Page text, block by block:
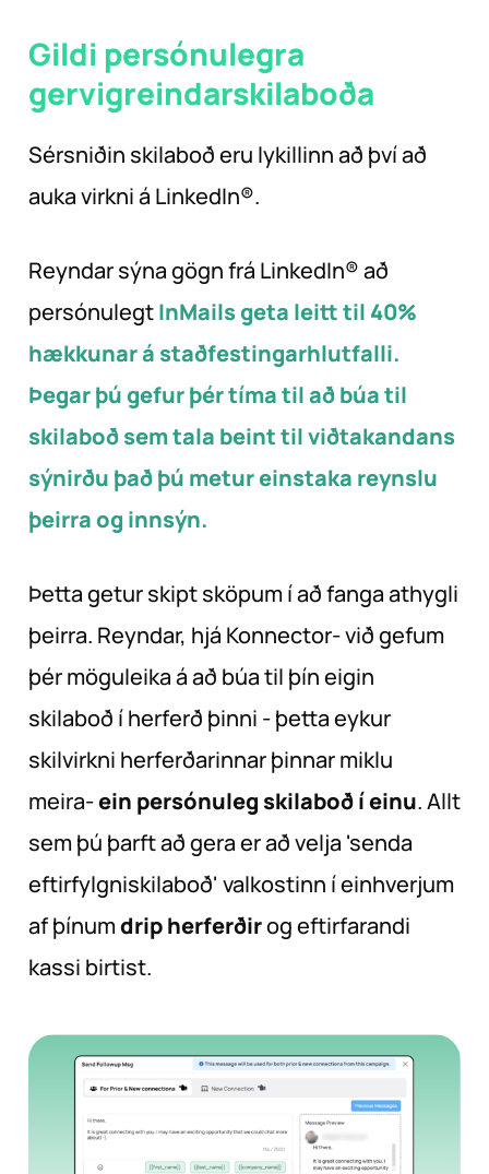
Gildi persónulegra
gervigreindarskilaboða
Sérsniðin skilaboð eru lykillinn að því að
auka virkni á LinkedIn®.
Reyndar sýna gögn frá LinkedIn® að
persónulegtInMails geta leitt til 40%
hækkunar á staðfestingarhlutfalli.
Þegar þú gefur þér tíma til að búa til
skilaboð sem tala beint til viðtakandans
sýnirðu þaðþú metur einstaka reynslu
þeirra og innsýn.
Þetta getur skipt sköpum í að fanga athygli
þeirra. Reyndar, hjá Konnector- við gefum
þér möguleika á að búa til þín eigin
skilaboð í herferð þinni - þetta eykur
skilvirkni herferðarinnar þinnar miklu
meira-ein persónuleg skilaboð í einu. Allt
sem þú þarft að gera er að velja 'senda
eftirfylgniskilaboð' valkostinn í einhverjum
af þínumdrip herferðirog eftirfarandi
kassi birtist.